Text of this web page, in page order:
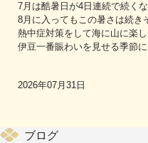
7月は酷暑日が4日連続で続く
8月に入ってもこの暑さは続き
熱中症対策をして海に山に楽し
伊豆一番賑わいを見せる季節に
2026年07月31日
ブログ